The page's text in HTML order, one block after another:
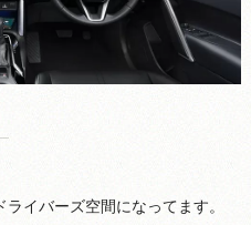
イバーズ空間になってます。